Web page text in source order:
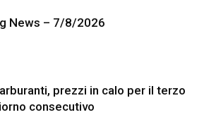
News – 7/8/2026
prezzi in calo per il terzo
consecutivo